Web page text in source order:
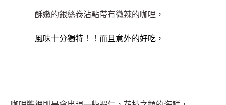
酥嫩的銀絲卷沾點帶有微辣的咖哩，
風味十分獨特！！而且意外的好吃，